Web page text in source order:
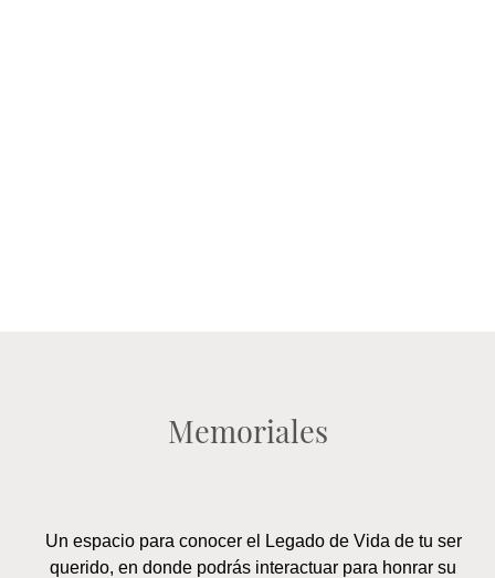
Memoriales
Un espacio para conocer el Legado de Vida de tu ser
querido, en donde podrás interactuar para honrar su